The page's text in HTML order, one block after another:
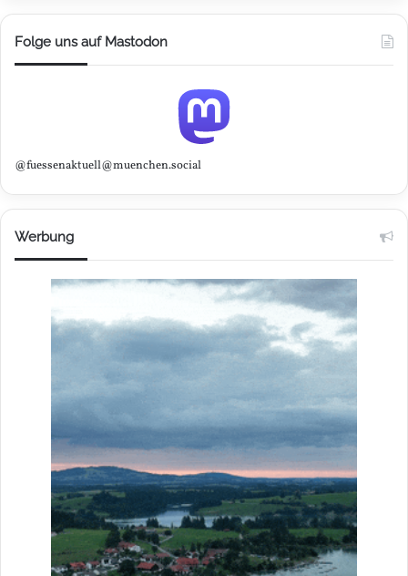
Folge uns auf Mastodon
@fuessenaktuell@muenchen.social
Werbung